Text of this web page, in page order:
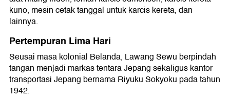
kuno, mesin cetak tanggal untuk karcis kereta, dan
lainnya.
Pertempuran Lima Hari
Seusai masa kolonial Belanda, Lawang Sewu berpindah
tangan menjadi markas tentara Jepang sekaligus kantor
transportasi Jepang bernama Riyuku Sokyoku pada tahun
1942.